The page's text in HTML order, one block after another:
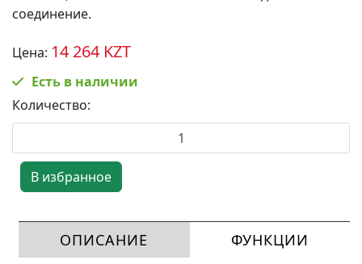
соединение.
Цена: 14 264 KZT
Есть в наличии
Количество:
ОПИСАНИЕ
ФУНКЦИИ